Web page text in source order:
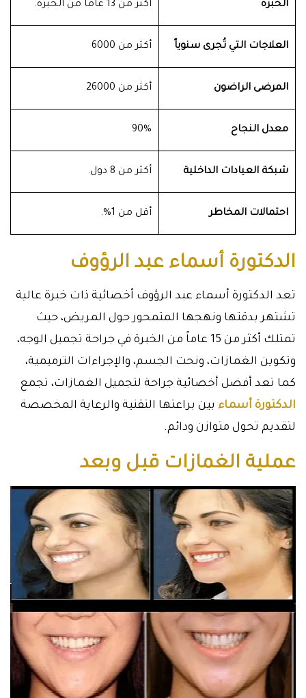
الخبرة أكثر من 13 عاماً من الخبرة.
العلاجات التي تُجرى سنوياً أكثر من 6000
المرضى الراضون أكثر من 26000
معدل النجاح 90%
شبكة العيادات الداخلية أكثر من 8 دول.
احتمالات المخاطر أقل من 1%.
الدكتورة أسماء عبد الرؤوف
تعد الدكتورة أسماء عبد الرؤوف أخصائية ذات خبرة عالية
تشتهر بدقتها ونهجها المتمحور حول المريض، حيث
تمتلك أكثر من 15 عاماً من الخبرة في جراحة تجميل الوجه،
وتكوين الغمازات، ونحت الجسم، والإجراءات الترميمية،
كما تعد أفضل أخصائية جراحة لتجميل الغمازات، تجمع
الدكتورة أسماء بين براعتها التقنية والرعاية المخصصة
لتقديم تحول متوازن ودائم.
عملية الغمازات قبل وبعد